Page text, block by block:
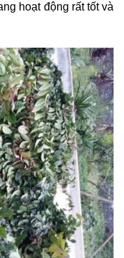
hoạt động rất tốt và